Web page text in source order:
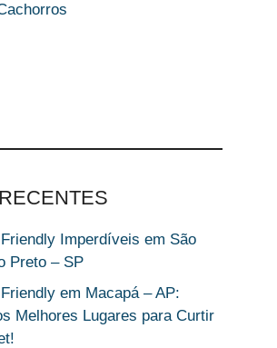
Imperdíveis em São
Preto – SP
em Macapá – AP:
Melhores Lugares para Curtir